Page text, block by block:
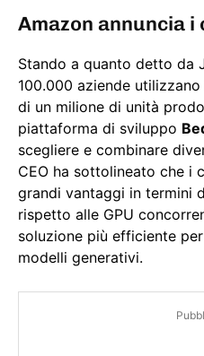
Amazon annuncia i
Stando a quanto detto da
100.000 aziende
di un milione di unità
piattaforma di sviluppo
scegliere e combinare
CEO ha sottolineato che i
grandi vantaggi in termini
rispetto alle GPU
soluzione più efficiente
modelli generativi.